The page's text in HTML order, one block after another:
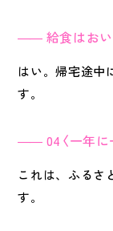
給食はお
はい。帰宅途中
す。
04〈一年
これは、ふるさ
す。